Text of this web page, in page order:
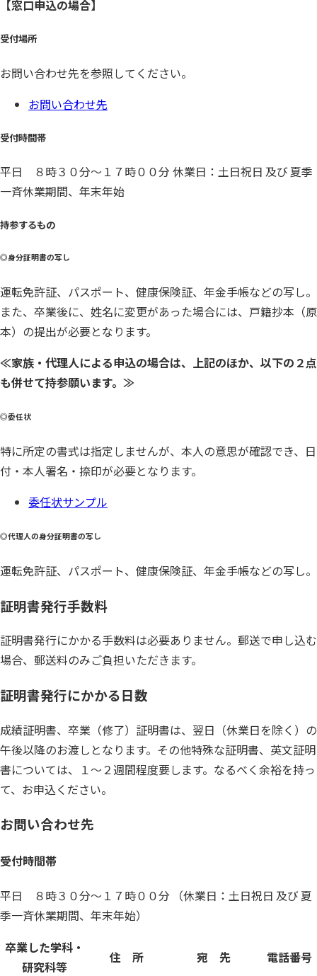
【窓口申込の場合】
受付場所
お問い合わせ先を参照してください。
お問い合わせ先
受付時間帯
平日 ８時３０分～１７時００分 休業日：土日祝日 及び 夏季
一斉休業期間、年末年始
持参するもの
◎身分証明書の写し
運転免許証、パスポート、健康保険証、年金手帳などの写し。
また、卒業後に、姓名に変更があった場合には、戸籍抄本（原
本）の提出が必要となります。
≪家族・代理人による申込の場合は、上記のほか、以下の２点
も併せて持参願います。≫
◎委任状
特に所定の書式は指定しませんが、本人の意思が確認でき、日
付・本人署名・捺印が必要となります。
委任状サンプル
◎代理人の身分証明書の写し
運転免許証、パスポート、健康保険証、年金手帳などの写し。
証明書発行手数料
証明書発行にかかる手数料は必要ありません。郵送で申し込む
場合、郵送料のみご負担いただきます。
証明書発行にかかる日数
成績証明書、卒業（修了）証明書は、翌日（休業日を除く）の
午後以降のお渡しとなります。その他特殊な証明書、英文証明
書については、１～２週間程度要します。なるべく余裕を持っ
て、お申込ください。
お問い合わせ先
受付時間帯
平日 ８時３０分～１７時００分 （休業日：土日祝日 及び 夏
季一斉休業期間、年末年始）
卒業した学科・
研究科等
住 所 宛 先 電話番号